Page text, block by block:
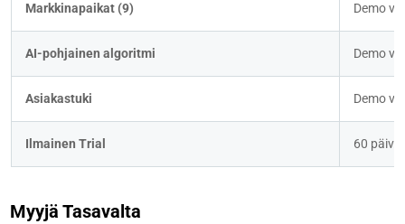
Markkinapaikat (9) Demo
AI-pohjainen algoritmi Demo
Asiakastuki Demo
Ilmainen Trial 60
Myyjä Tasavalta